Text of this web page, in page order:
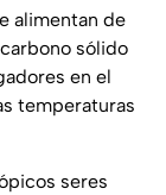
alimentan de
sólido
en el
temperaturas
seres